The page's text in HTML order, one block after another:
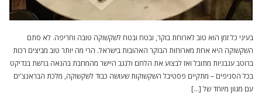
בעיני כל זמן הוא טוב לארוחת בוקר, ובטח ובטח לשקשוקה טובה וחריפה. לא סתם
השקשוקה היא אחת מארוחות הבוקר האהובות בישראל. הרי מה יותר טוב מביצים רכות
ברוטב עגבניות מתובל ואז לבצוע את הלחם ולנגב היישר מהמחבת בהנאה ברשת בנדיקט
בכל הסניפים – מתקיים פסטיבל השקשוקות שעושה כבוד לשקשוקה, מלכת הבראנצ'ים
עם מגוון מיוחד של […]